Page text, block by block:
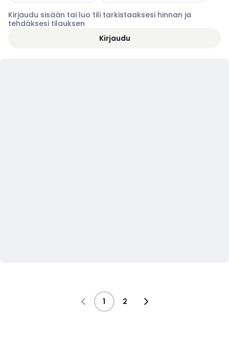
Kirjaudu sisään tai luo tili tarkistaaksesi hinnan ja
tehdäksesi tilauksen
Kirjaudu
1 2